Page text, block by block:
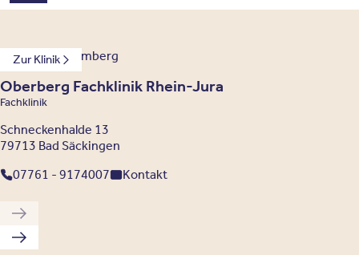
Zur Klinik
Baden-Württemberg
Oberberg Fachklinik Rhein-Jura
Fachklinik
Schneckenhalde 13
79713 Bad Säckingen
07761 - 9174007
Kontakt
Vorherige Klinik
Nächste Klinik